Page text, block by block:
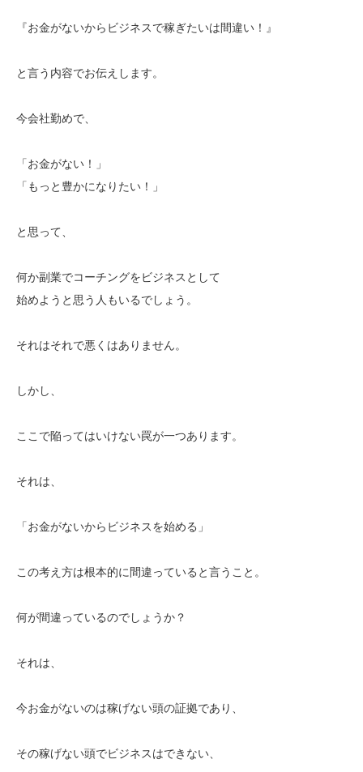
『お金がないからビジネスで稼ぎたいは間違い！』
と言う内容でお伝えします。
今会社勤めで、
「お金がない！」
「もっと豊かになりたい！」
と思って、
何か副業でコーチングをビジネスとして
始めようと思う人もいるでしょう。
それはそれで悪くはありません。
しかし、
ここで陥ってはいけない罠が一つあります。
それは、
「お金がないからビジネスを始める」
この考え方は根本的に間違っていると言うこと。
何が間違っているのでしょうか？
それは、
今お金がないのは稼げない頭の証拠であり、
その稼げない頭でビジネスはできない、